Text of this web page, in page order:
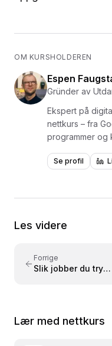
OM KURSHOLDEREN
Espen
Gründer av
Ekspert på
nettkurs – fra
programmer og
formidlere av
Media og
2015. Kursene
og viderekomne.
Se profil
Les videre
Forrige
Slik jobber du trygt
Lær med nettkurs